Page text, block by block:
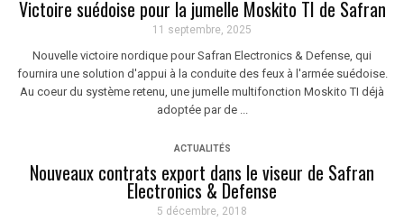
Victoire suédoise pour la jumelle Moskito TI de Safran
11 septembre, 2025
Nouvelle victoire nordique pour Safran Electronics & Defense, qui
fournira une solution d'appui à la conduite des feux à l'armée suédoise.
Au coeur du système retenu, une jumelle multifonction Moskito TI déjà
adoptée par de ...
ACTUALITÉS
Nouveaux contrats export dans le viseur de Safran
Electronics & Defense
5 décembre, 2018